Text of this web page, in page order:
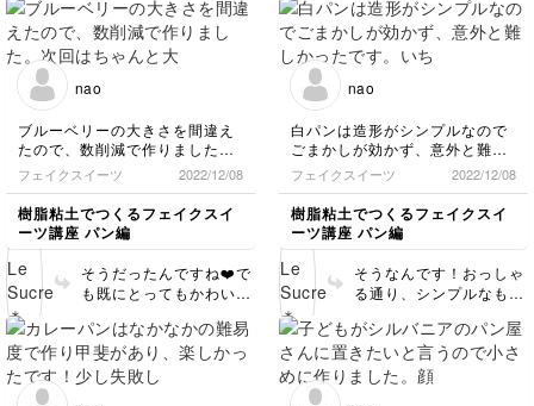
う〜😍 これは何本か作
ってパン屋さんに飾りた
くなりますね💕 シナモ
美味しそう〜♪ ママの作
作品でお子さんが遊べる
なんて、本当に素敵です
ね✨✨ 喜ぶお子さんの顔
が目に浮かびます✨ かわ
いいお写真を見せてくだ
さってありがとうござい
とした質感がきちんと伝
わってきます✨ クロワッ
サンが横長になってしま
「あるある」です！😊
に丸くなってしまう方も
います。それぞれ自分の
手の癖のようなものがあ
るので、自分の手の癖を
知って、何度も練習する
ことが大事だと思います
パンも、一つ一つ大きさ
や形が違うように、それ
のも魅力の一つだと思い
ます💕naoさんの作品に
は、お子さんへの愛や優
nao
ブルーベリーの大きさを間違え
たので、数削減で作りました。
次回はちゃんと大きさを合わせ
て、全部乗せしたいです。
フェイクスイーツ 2022/12/08
樹脂粘土でつくるフェイクスイ
ーツ講座 パン編
そうだったんですね❤️で
も既にとってもかわいい
成型もお上手です♪ コロ
ネも、シルバニアサイズ
なので小さくて大変だっ
nao
白パンは造形がシンプルなので
ごまかしが効かず、意外と難し
かったです。
いちごは安定の可愛さで、たく
さん作りたくなりました☺️
フェイクスイーツ 2022/12/08
樹脂粘土でつくるフェイクスイ
ーツ講座 パン編
そうなんです！おっしゃ
る通り、シンプルなもの
当です😊 最初から豪華
な飾り付けをした作品を
作るより、まずはシンプ